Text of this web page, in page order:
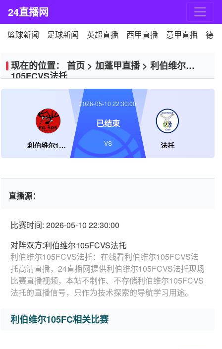
24直播网
篮球新闻 足球新闻 英超直播 西甲直播 意甲直播 德
现在的位置： 首页 > 加蓬甲直播> 利伯维尔
105FCVS法托
利伯维尔105FC 法托
2026-05-10 22:30:00
已结束
VS
直播源：
比赛时间: 2026-05-10 22:30:00
对阵双方:利伯维尔105FCVS法托
利伯维尔105FCVS法托：在线看利伯维尔105FCVS法
托高清直播，24直播网提供利伯维尔105FCVS法托现场
比赛直播视频，本站不制作、不存储利伯维尔105FCVS
法托的直播信号，只作为技术探索的导航学习用途。
利伯维尔105FC相关比赛